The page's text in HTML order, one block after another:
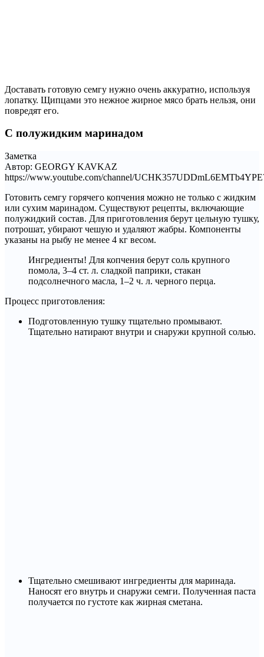
Доставать готовую семгу нужно очень аккуратно, используя
лопатку. Щипцами это нежное жирное мясо брать нельзя, они
повредят его.
С полужидким маринадом
Заметка
Автор: GEORGY KAVKAZ
https://www.youtube.com/channel/
Готовить семгу горячего копчения можно не только с жидким
или сухим маринадом. Существуют рецепты, включающие
полужидкий состав. Для приготовления берут цельную тушку,
потрошат, убирают чешую и удаляют жабры. Компоненты
указаны на рыбу не менее 4 кг весом.
Ингредиенты! Для копчения берут соль крупного
помола, 3–4 ст. л. сладкой паприки, стакан
подсолнечного масла, 1–2 ч. л. черного перца.
Процесс приготовления:
Подготовленную тушку тщательно промывают.
Тщательно натирают внутри и снаружи крупной солью.
Тщательно смешивают ингредиенты для маринада.
Наносят его внутрь и снаружи семги. Полученная паста
получается по густоте как жирная сметана.